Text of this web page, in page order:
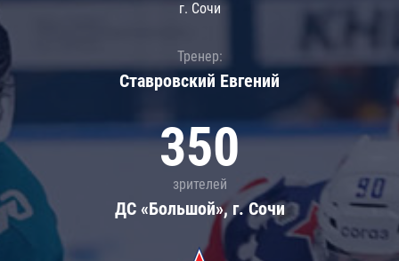
г. Сочи
Тренер:
Ставровский Евгений
350
зрителей
ДС «Большой», г. Сочи